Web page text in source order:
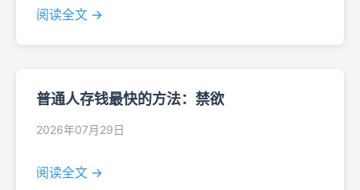
阅读全文 →
普通人存钱最快的方法：禁欲
2026年07月29日
阅读全文 →